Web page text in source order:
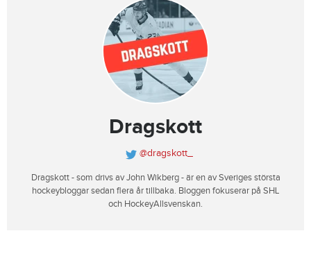
Dragskott
@dragskott_
Dragskott - som drivs av John Wikberg - är en av Sveriges största
hockeybloggar sedan flera år tillbaka. Bloggen fokuserar på SHL
och HockeyAllsvenskan.